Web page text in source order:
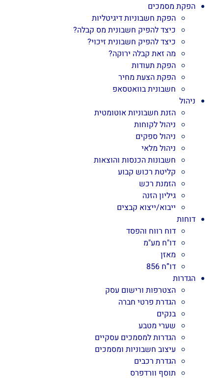
הפקת מסמכים
הפקת חשבוניות דיגיטליות
כיצד להפיק חשבונית מס קבלה?
כיצד להפיק חשבונית זיכוי?
מה זאת קבלה ירוקה?
הפקת תעודות
הפקת הצעת מחיר
חשבונית בוואטסאפ
ניהול
הזנת חשבוניות אוטומטית
ניהול לקוחות
ניהול ספקים
ניהול מלאי
חשבונות הכנסות והוצאות
קליטת רכוש קבוע
הזמנת רכש
גיליון הזנה
ייבוא/ייצוא קבצים
דוחות
דוח רווח והפסד
דו"ח מע"מ
מאזן
דו”ח 856
הגדרות
הצטרפות ורישום עסק
הגדרת פרטי חברה
בנקים
שערי מטבע
הגדרות למסמכים עסקיים
עיצוב חשבוניות ומסמכים
הגדרת רכבים
תוסף וורדפרס